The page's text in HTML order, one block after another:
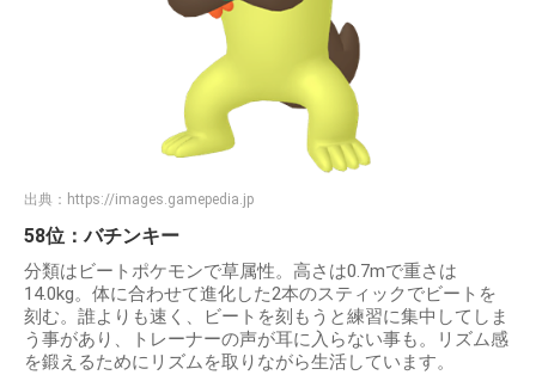
出典： https://images.gamepedia.jp
58位：バチンキー
分類はビートポケモンで草属性。高さは0.7mで重さは
14.0kg。体に合わせて進化した2本のスティックでビートを
刻む。誰よりも速く、ビートを刻もうと練習に集中してしま
う事があり、トレーナーの声が耳に入らない事も。リズム感
を鍛えるためにリズムを取りながら生活しています。